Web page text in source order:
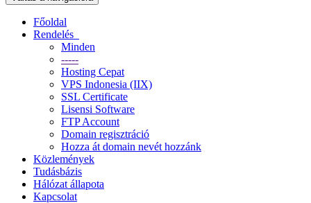
Főoldal
Rendelés
Minden
-----
Hosting Cepat
VPS Indonesia (IIX)
SSL Certificate
Lisensi Software
FTP Account
Domain regisztráció
Hozza át domain nevét hozzánk
Közlemények
Tudásbázis
Hálózat állapota
Kapcsolat